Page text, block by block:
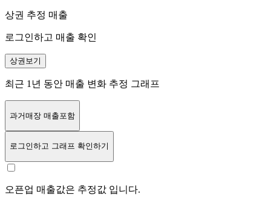
상권 추정 매출
로그인하고 매출 확인
상권보기
최근 1년 동안 매출 변화 추정 그래프
과거매장 매출포함
로그인하고 그래프 확인하기
오픈업 매출값은 추정값 입니다.